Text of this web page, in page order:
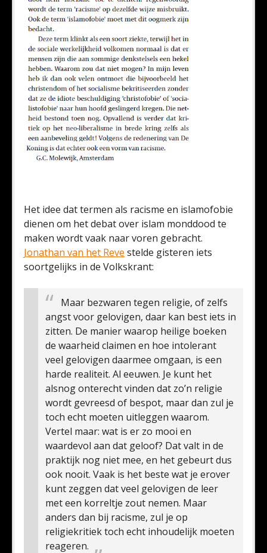
Het idee dat termen als racisme en islamofobie
dienen om het debat over islam monddood te
maken wordt vaak naar voren gebracht.
Jonathan van het Reve stelde gisteren iets
soortgelijks in de Volkskrant:
Maar bezwaren tegen religie, of zelfs
angst voor gelovigen, daar kan best iets in
zitten. De manier waarop heilige boeken
de waarheid claimen en hoe intolerant
veel gelovigen daarmee omgaan, is een
harde realiteit. Al eeuwen. Je kunt het
alsnog onterecht vinden dat zo’n religie
wordt gevreesd of bespot, maar dan zul je
toch echt moeten uitleggen waarom.
Vertel maar: wat is er zo mooi en
waardevol aan dat geloof? Dat valt in de
praktijk nog niet mee, en het gebeurt dus
ook nooit. Vaak is het beste wat je erover
kunt zeggen dat veel gelovigen de leer
met een korreltje zout nemen. Maar
anders dan bij racisme, zul je op
religiekritiek toch echt inhoudelijk moeten
reageren.